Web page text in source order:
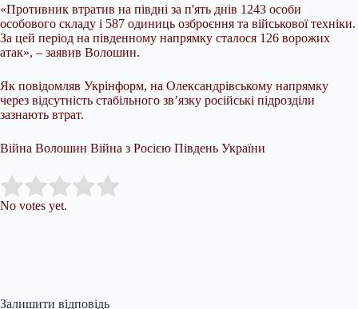
«Противник втратив на півдні за п'ять днів 1243 особи
особового складу і 587 одиниць озброєння та військової техніки.
За цей період на південному напрямку сталося 126 ворожих
атак», – заявив Волошин.
Як повідомляв Укрінформ, на Олександрівському напрямку
через відсутність стабільного зв’язку російські підрозділи
зазнають втрат.
Війна Волошин Війна з Росією Південь України
Rate this item:
No votes yet.
Залишити відповідь